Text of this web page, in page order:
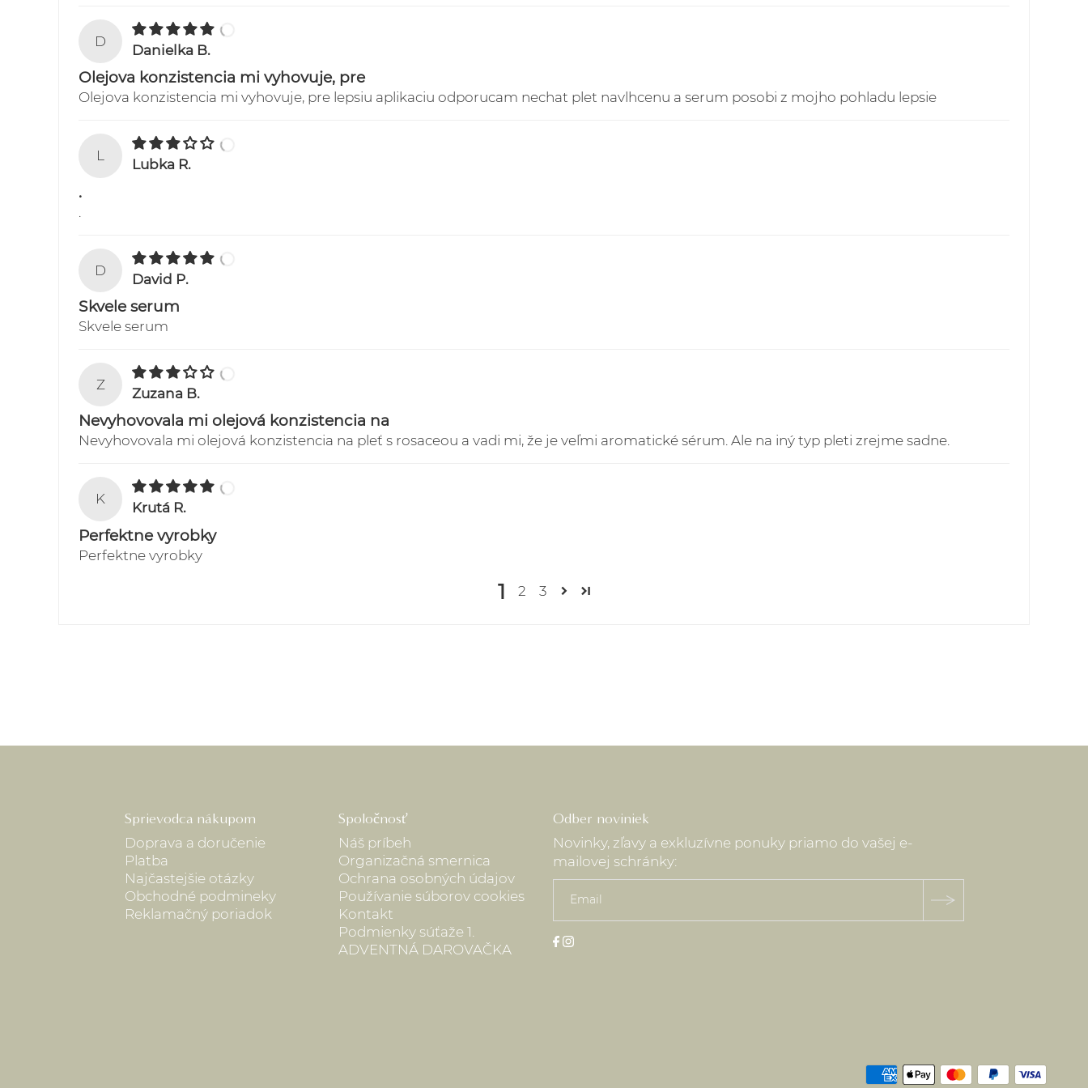
Sledovanie Vašich zásielok je možné prostredníctvom webstránky:
D
Danielka B.
Olejova konzistencia mi vyhovuje, pre
Olejova konzistencia mi vyhovuje, pre lepsiu aplikaciu odporucam nechat plet navlhcenu a serum posobi z mojho pohladu lepsie
L
Lubka R.
.
D
David P.
Skvele serum
Skvele serum
Z
Zuzana B.
Nevyhovovala mi olejová konzistencia na
Nevyhovovala mi olejová konzistencia na pleť s rosaceou a vadi mi, že je veľmi aromatické sérum. Ale na iný typ pleti zrejme sadne.
K
Krutá R.
Perfektne vyrobky
Perfektne vyrobky
1 2 3
Sprievodca nákupom
Doprava a doručenie
Platba
Najčastejšie otázky
Obchodné podmineky
Reklamačný poriadok
Spoločnosť
Náš príbeh
Organizačná smernica
Ochrana osobných údajov
Používanie súborov cookies
Kontakt
Podmienky súťaže 1.
ADVENTNÁ DAROVAČKA
Odber noviniek
Novinky, zľavy a exkluzívne ponuky priamo do vašej e-
mailovej schránky: